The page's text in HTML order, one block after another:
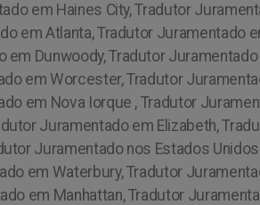
em Haines City, Tradutor
em Atlanta, Tradutor Juramentado
Dunwoody, Tradutor
em Worcester, Tradutor
em Nova Iorque , Tradutor
Juramentado em Elizabeth,
Juramentado nos Estados
em Waterbury, Tradutor
em Manhattan, Tradutor